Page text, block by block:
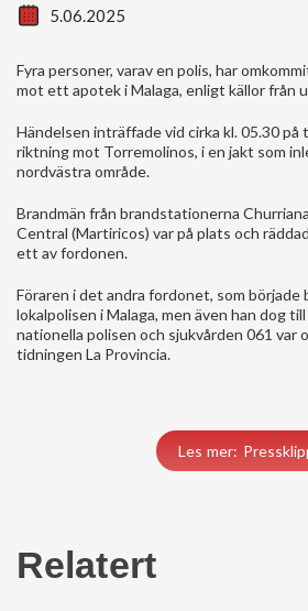
5.06.2025
Fyra personer, varav en polis, har
mot ett apotek i Malaga, enligt källor från
Händelsen inträffade vid cirka kl. 05.30 på
riktning mot Torremolinos, i en jakt som
nordvästra område.
Brandmän från brandstationerna
Central (Martiricos) var på plats och
ett av fordonen.
Föraren i det andra fordonet, som började
lokalpolisen i Malaga, men även han dog
nationella polisen och sjukvården 061 var
tidningen La Provincia.
Les mer:
Relatert